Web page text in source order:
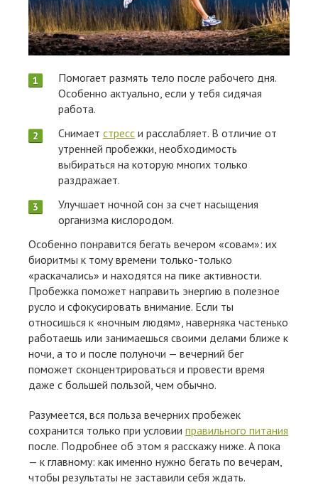
Помогает размять тело после рабочего дня.
Особенно актуально, если у тебя сидячая
работа.
Снимает стресс и расслабляет. В отличие от
утренней пробежки, необходимость
выбираться на которую многих только
раздражает.
Улучшает ночной сон за счет насыщения
организма кислородом.
Особенно понравится бегать вечером «совам»: их
биоритмы к тому времени только-только
«раскачались» и находятся на пике активности.
Пробежка поможет направить энергию в полезное
русло и сфокусировать внимание. Если ты
относишься к «ночным людям», наверняка частенько
работаешь или занимаешься своими делами ближе к
ночи, а то и после полуночи — вечерний бег
поможет сконцентрироваться и провести время
даже с большей пользой, чем обычно.
Разумеется, вся польза вечерних пробежек
сохранится только при условии правильного питания
после. Подробнее об этом я расскажу ниже. А пока
— к главному: как именно нужно бегать по вечерам,
чтобы результаты не заставили себя ждать.